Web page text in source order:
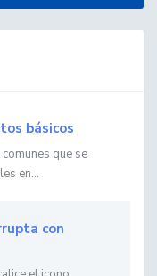
básicos
que se
en...
con